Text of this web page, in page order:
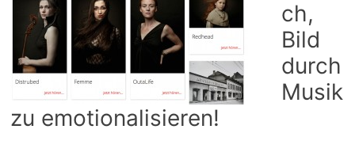
ch,
Bild
durch
Musik
zu emotionalisieren!